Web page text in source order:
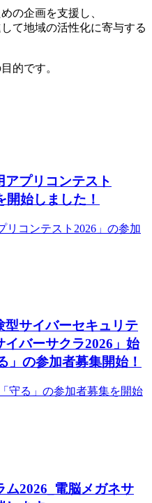
の企画を支援し、
て地域の活性化に寄与する
的です。
アプリコンテスト
開始しました！
リコンテスト2026」の参加
型サイバーセキュリテ
イバーサクラ2026」始
」の参加者募集開始！
守る」の参加者募集を開始
2026_電脳メガネサ